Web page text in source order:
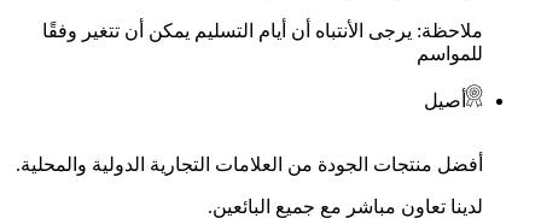
ملاحظة: يرجى الأنتباه أن أيام التسليم يمكن أن تتغير وفقًا
للمواسم
أصيل
أفضل منتجات الجودة من العلامات التجارية الدولية والمحلية.
لدينا تعاون مباشر مع جميع البائعين.